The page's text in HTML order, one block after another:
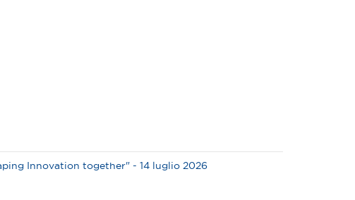
Innovation together" - 14 luglio 2026